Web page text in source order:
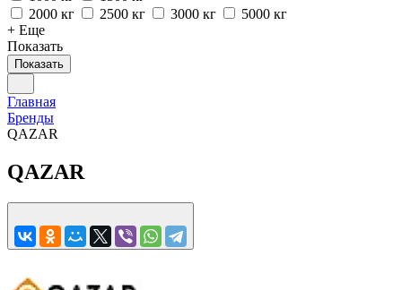
2000 кг
2500 кг 3000 кг
5000 кг
+ Еще
Показать
Показать
Главная
Бренды
QAZAR
QAZAR